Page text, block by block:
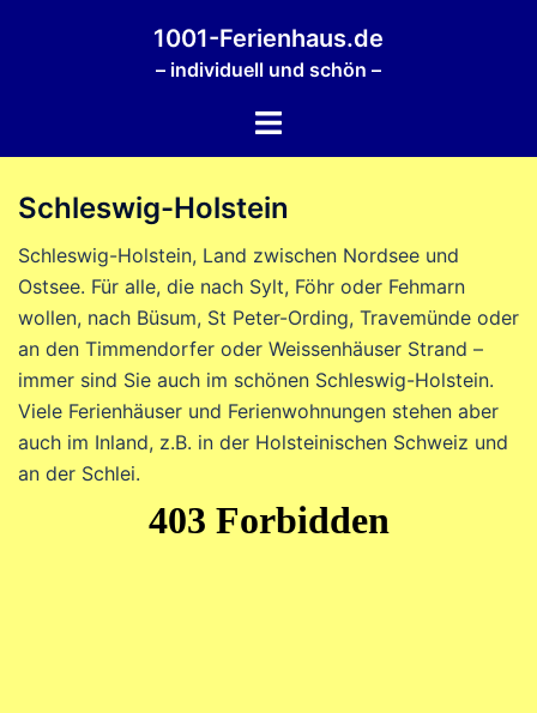
1001-Ferienhaus.de
– individuell und schön –
Menü
Schleswig-Holstein
Schleswig-Holstein, Land zwischen Nordsee und
Ostsee. Für alle, die nach Sylt, Föhr oder Fehmarn
wollen, nach Büsum, St Peter-Ording, Travemünde oder
an den Timmendorfer oder Weissenhäuser Strand –
immer sind Sie auch im schönen Schleswig-Holstein.
Viele Ferienhäuser und Ferienwohnungen stehen aber
auch im Inland, z.B. in der Holsteinischen Schweiz und
an der Schlei.